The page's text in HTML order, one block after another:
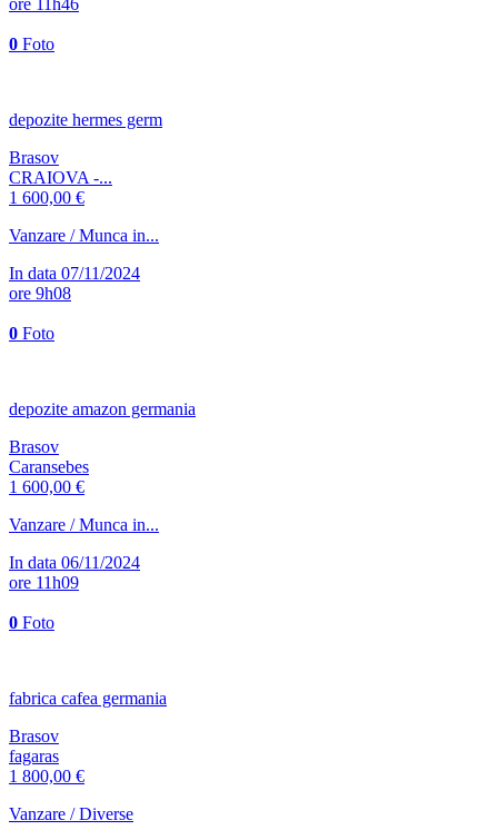
0 Foto
depozite hermes germ
Brasov
CRAIOVA -...
1 600,00 €
Vanzare / Munca in...
In data 07/11/2024
ore 9h08
0 Foto
depozite amazon germania
Brasov
Caransebes
1 600,00 €
Vanzare / Munca in...
In data 06/11/2024
ore 11h09
0 Foto
fabrica cafea germania
Brasov
fagaras
1 800,00 €
Vanzare / Diverse